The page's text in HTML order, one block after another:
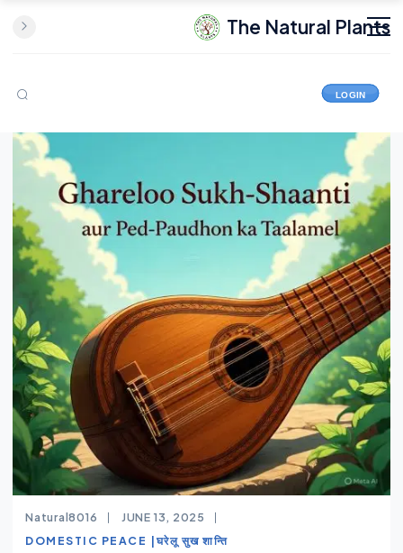
The Natural Plants
LOGIN
Natural8016
JUNE 13, 2025
DOMESTIC PEACE |घरेलू सुख शान्ति